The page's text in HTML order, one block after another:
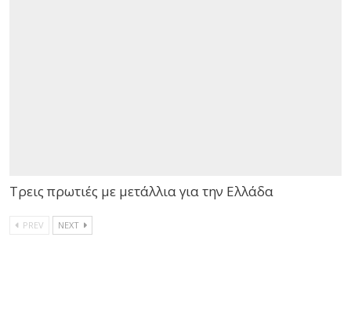
Τρεις πρωτιές με μετάλλια για την Ελλάδα
PREV NEXT